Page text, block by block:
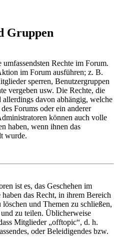
Gruppen
Rechte im Forum.
im Forum ausführen; z. B.
sperren, Benutzergruppen
vergeben usw. Die Rechte, die
davon abhängig, welche
Forums oder ein anderer
können auch volle
haben, wenn ihnen das
wurde.
ist es, das Geschehen im
das Recht, in ihrem Bereich
und Themen zu schließen,
zu teilen. Üblicherweise
Mitglieder „offtopic“, d. h.
oder Beleidigendes bzw.